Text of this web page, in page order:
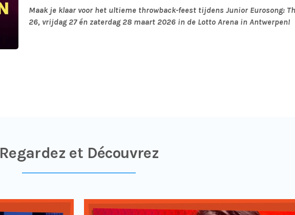
Maak je klaar voor het ultieme throwback-feest tijdens Junior Eurosong:
26, vrijdag 27 én zaterdag 28 maart 2026 in de Lotto Arena in Antwerpen!
Regardez et Découvrez​